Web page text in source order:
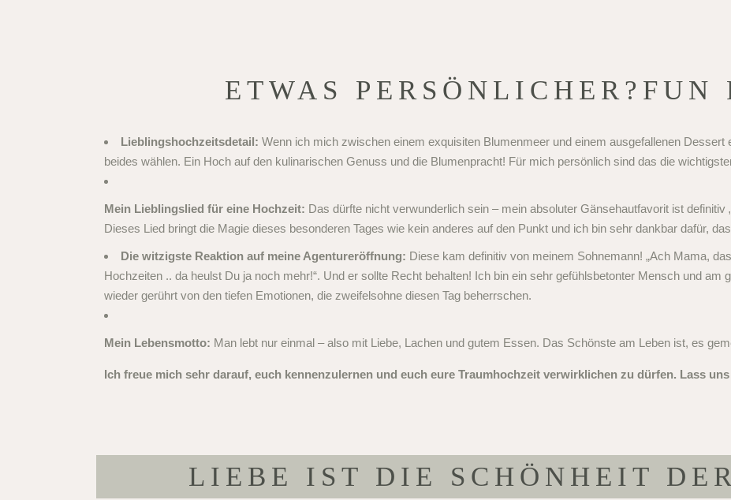
ETWAS PERSÖNLICHER?FUN
Lieblingshochzeitsdetail: Wenn ich mich zwischen einem exquisiten Blumenmeer und einem ausgefallenen
beides wählen. Ein Hoch auf den kulinarischen Genuss und die Blumenpracht! Für mich persönlich sind das die
Mein Lieblingslied für eine Hochzeit: Das dürfte nicht verwunderlich sein – mein absoluter Gänsehautfavorit ist definitiv
Dieses Lied bringt die Magie dieses besonderen Tages wie kein anderes auf den Punkt und ich bin sehr dankbar dafür,
Die witzigste Reaktion auf meine Agentureröffnung: Diese kam definitiv von meinem Sohnemann! „Ach Mama,
Hochzeiten .. da heulst Du ja noch mehr!“. Und er sollte Recht behalten! Ich bin ein sehr gefühlsbetonter Mensch und am
wieder gerührt von den tiefen Emotionen, die zweifelsohne diesen Tag beherrschen.
Mein Lebensmotto: Man lebt nur einmal – also mit Liebe, Lachen und gutem Essen. Das Schönste am Leben ist, es
Ich freue mich sehr darauf, euch kennenzulernen und euch eure Traumhochzeit verwirklichen zu dürfen. Lass uns
LIEBE IST DIE SCHÖNHEIT